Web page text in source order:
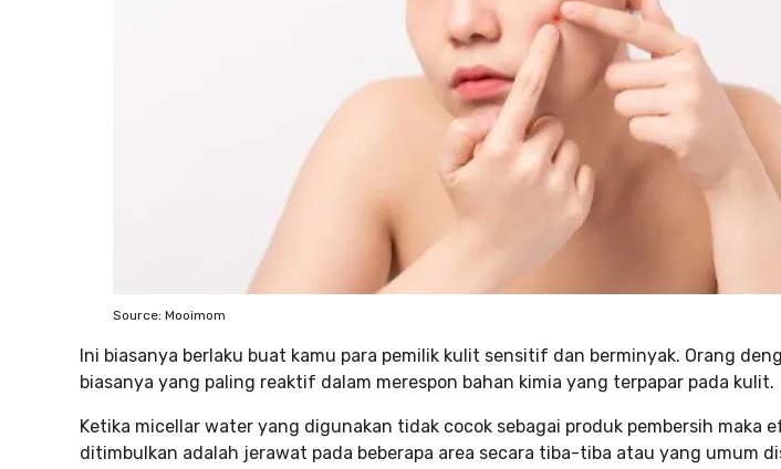
Source: Mooimom
Ini biasanya berlaku buat kamu para pemilik kulit sensitif dan berminyak. Orang
biasanya yang paling reaktif dalam merespon bahan kimia yang terpapar pada kulit.
Ketika micellar water yang digunakan tidak cocok sebagai produk pembersih maka
ditimbulkan adalah jerawat pada beberapa area secara tiba-tiba atau yang umum